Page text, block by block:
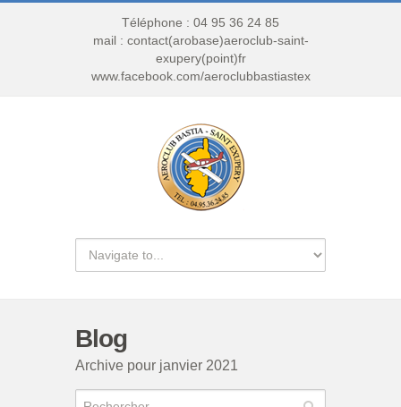
Téléphone : 04 95 36 24 85
mail : contact(arobase)aeroclub-saint-
exupery(point)fr
www.facebook.com/aeroclubbastiastex
Blog
Archive pour janvier 2021